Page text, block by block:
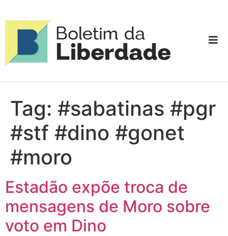
Tag: #sabatinas #pgr
#stf #dino #gonet
#moro
Estadão expõe troca de
mensagens de Moro sobre
voto em Dino